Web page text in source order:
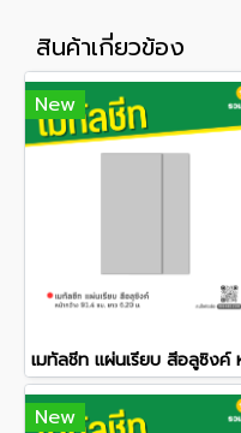
สินค้าเกี่ยวข้อง
New
New